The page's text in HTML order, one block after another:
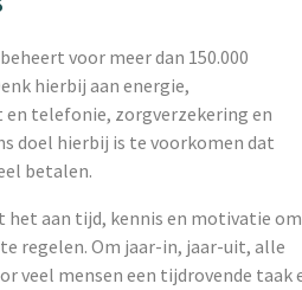
voor meer dan 150.000
hierbij aan energie,
telefonie, zorgverzekering en
doel hierbij is te voorkomen dat
betalen.
het aan tijd, kennis en motivatie om
regelen. Om jaar-in, jaar-uit, alle
veel mensen een tijdrovende taak